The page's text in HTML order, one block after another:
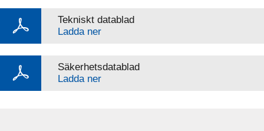
Tekniskt datablad
Ladda ner
Säkerhetsdatablad
Ladda ner